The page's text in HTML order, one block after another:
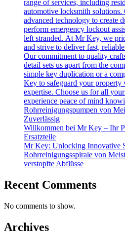
range of services, including
automotive locksmith
advanced technology to create
perform emergency lockout
left stranded. At Mr Key, we
and strive to deliver fast,
Our commitment to quality
detail sets us apart from the
simple key duplication or a
Key to safeguard your property
expertise. Choose us for all
experience peace of mind
Rohrreinigungspumpen von
Zuverlässig
Willkommen bei Mr Key – Ihr
Ersatzteile
Mr Key: Unlocking Innovative
Rohrreinigungsspirale von
verstopfte Abflüsse
Recent Comments
No comments to show.
Archives